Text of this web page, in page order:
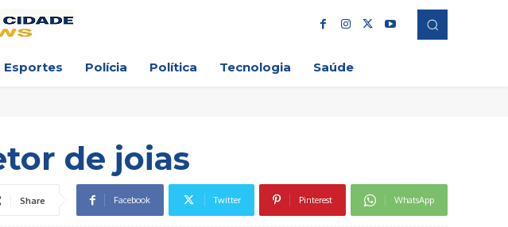
Esportes Polícia Política Tecnologia Saúde
de joias
Share Facebook Twitter Pinterest WhatsApp